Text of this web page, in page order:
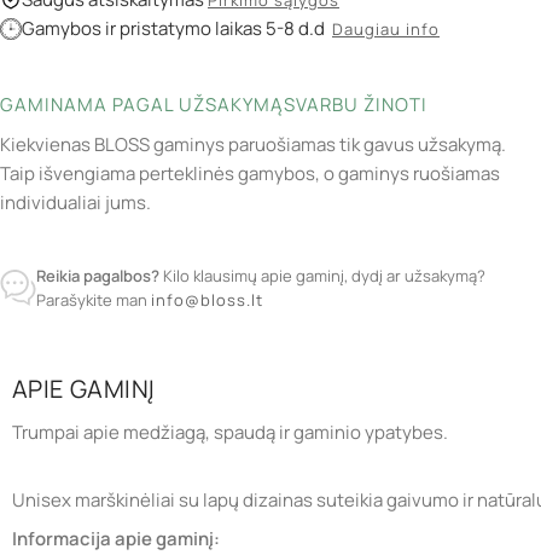
Gamybos ir pristatymo laikas 5-8 d.d Daugiau info
GAMINAMA PAGAL UŽSAKYMĄSVARBU ŽINOTI
Kiekvienas BLOSS gaminys paruošiamas tik gavus užsakymą.
Taip išvengiama perteklinės gamybos, o gaminys ruošiamas
individualiai jums.
Reikia pagalbos? Kilo klausimų apie gaminį, dydį ar užsakymą?
Parašykite man info@bloss.lt
APIE GAMINĮ
Trumpai apie medžiagą, spaudą ir gaminio ypatybes.
Unisex marškinėliai su lapų dizainas suteikia gaivumo ir
Informacija apie gaminį: